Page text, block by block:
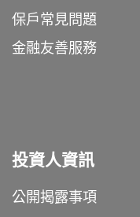
保戶常見問題
金融友善服務
投資人資訊
公開揭露事項